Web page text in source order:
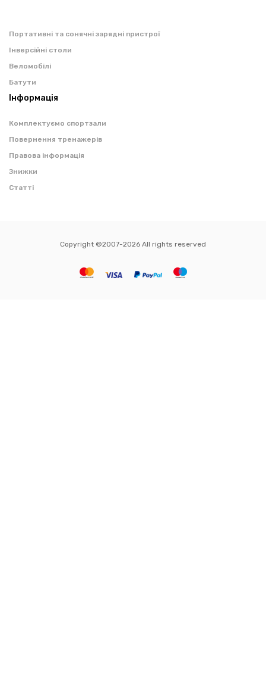
Портативні та сонячні зарядні пристрої
Інверсійні столи
Веломобілі
Батути
Інформація
Комплектуємо спортзали
Повернення тренажерів
Правова інформація
Знижки
Статті
Copyright ©2007-2026 All rights reserved